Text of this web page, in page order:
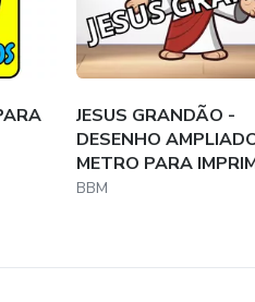
JESUS GRANDÃO -
DESENHO
METRO PARA
BBM